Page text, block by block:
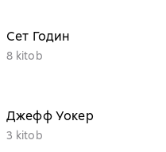
Сет Годин
8 kitob
Джефф Уокер
3 kitob